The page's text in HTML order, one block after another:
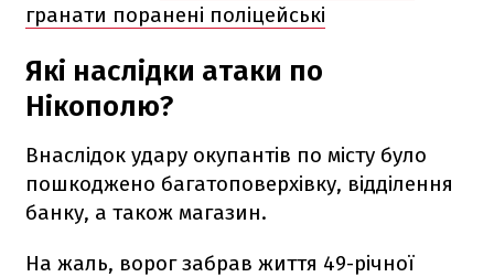
гранати поранені поліцейські
Які наслідки атаки по
Нікополю?
Внаслідок удару окупантів по місту було
пошкоджено багатоповерхівку, відділення
банку, а також магазин.
На жаль, ворог забрав життя 49-річної